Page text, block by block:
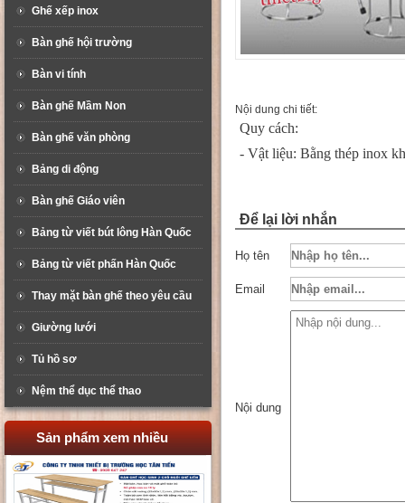
Ghế xếp inox
Bàn ghế hội trường
Bàn vi tính
Bàn ghế Mầm Non
Bàn ghế văn phòng
Bảng di động
Bàn ghế Giáo viên
Bảng từ viết bút lông Hàn Quốc
Bảng từ viết phấn Hàn Quốc
Thay mặt bàn ghế theo yêu cầu
Giường lưới
Tủ hồ sơ
Nệm thể dục thể thao
Sản phẩm xem nhiều
Nội dung chi tiết:
Quy cách:
- Vật liệu: Bằng thép inox
Để lại lời nhắn
Họ tên
Email
Nội dung